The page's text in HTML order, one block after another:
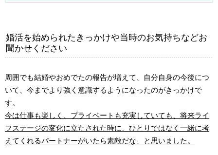
婚活を始められたきっかけや当時のお気持ちなどお
聞かせください
周囲でも結婚やおめでたの報告が増えて、自分自身の今後につ
いて、今までより強く意識するようになったのがきっかけで
す。
今は仕事も楽しく、プライベートも充実していても、将来ライ
フステージの変化に立たされた時に、ひとりではなく一緒に考
えてくれるパートナーがいたら素敵だな、と思いました。